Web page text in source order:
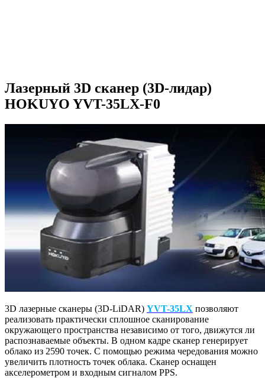
Лазерный 3D сканер (3D-лидар)
HOKUYO YVT-35LX-F0
3D лазерные сканеры (3D-LiDAR) YVT-35LX позволяют
реализовать практически сплошное сканирование
окружающего пространства независимо от того, движутся ли
распознаваемые объекты. В одном кадре сканер генерирует
облако из 2590 точек. С помощью режима чередования можно
увеличить плотность точек облака. Сканер оснащен
акселерометром и входным сигналом PPS.